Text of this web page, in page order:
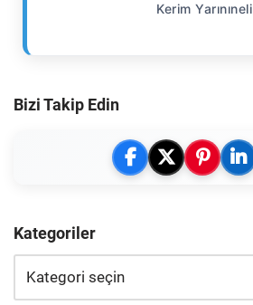
Kerim Yarınıneli
Bizi Takip Edin
Kategoriler